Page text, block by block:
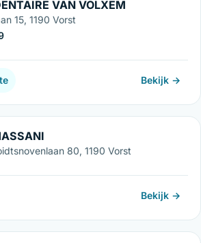
VAN VOLXEM
15, 1190 Vorst
Bekijk →
80, 1190 Vorst
Bekijk →